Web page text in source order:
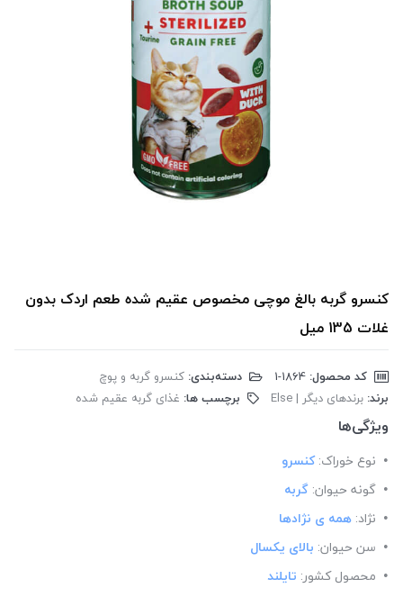
کنسرو گربه بالغ موچی مخصوص عقیم شده طعم اردک بدون
غلات 135 میل
کد محصول: دسته‌بندی: کنسرو گربه و پوچ
برند: برندهای دیگر | Else برچسب ها: غذای گربه عقیم شده
ویژگی‌ها
نوع خوراک: کنسرو
گونه حیوان: گربه
نژاد: همه ی نژادها
سن حیوان: بالای یکسال
محصول کشور: تایلند